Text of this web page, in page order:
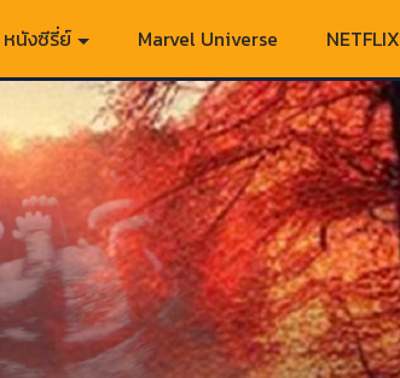
หนังซีรี่ย์ Marvel Universe NETFLIX